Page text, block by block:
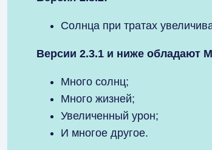
Солнца при тратах
Версии 2.3.1 и ниже
Много солнц;
Много жизней;
Увеличенный урон;
И многое другое.